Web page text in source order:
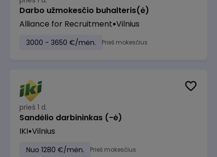
Darbo užmokesčio buhalteris(ė)
Alliance for Recruitment Vilnius
3000 - 3650 €/mėn. Prieš mokesčius
prieš 1 d.
Sandėlio darbininkas (-ė)
IKI Vilnius
Nuo 1280 €/mėn. Prieš mokesčius